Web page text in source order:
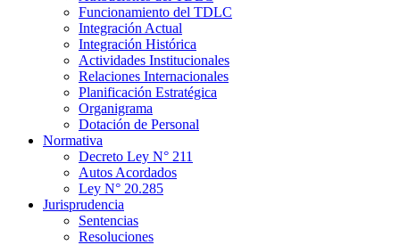
Funcionamiento del TDLC
Integración Actual
Integración Histórica
Actividades Institucionales
Relaciones Internacionales
Planificación Estratégica
Organigrama
Dotación de Personal
Normativa
Decreto Ley N° 211
Autos Acordados
Ley N° 20.285
Jurisprudencia
Sentencias
Resoluciones